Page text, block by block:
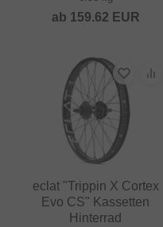
ab 159.62 EUR
eclat "Trippin X Cortex
Evo CS" Kassetten
Hinterrad